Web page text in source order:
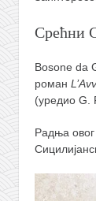
Срећни
Bosone da
роман
(уредио G.
Радња овог